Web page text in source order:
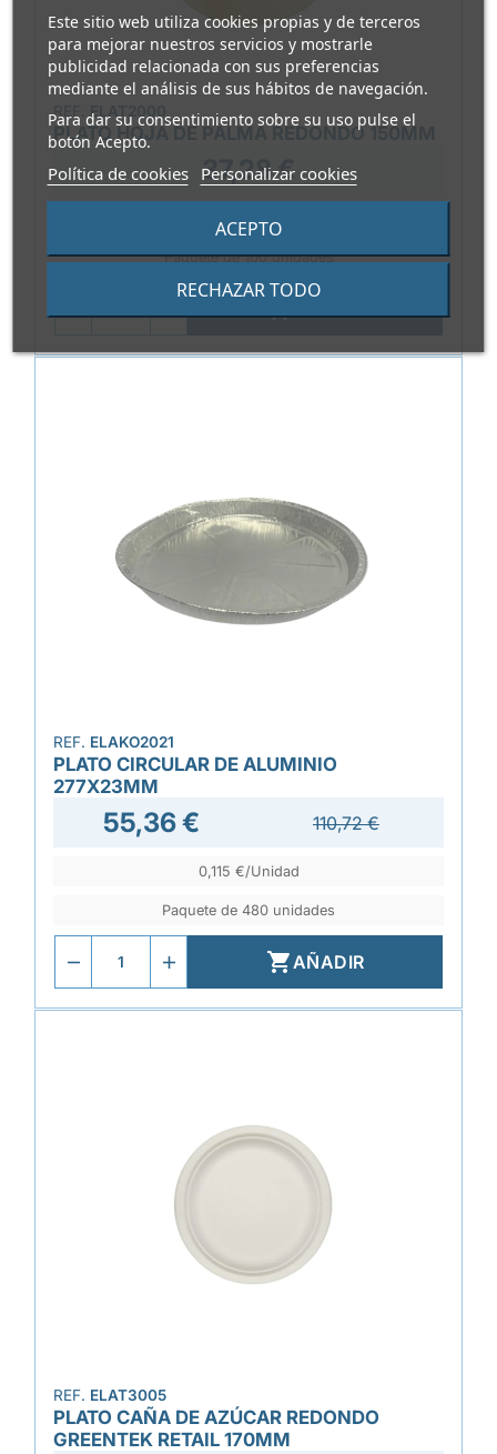
Este sitio web utiliza cookies propias y de terceros
para mejorar nuestros servicios y mostrarle
publicidad relacionada con sus preferencias
mediante el análisis de sus hábitos de navegación.
Para dar su consentimiento sobre su uso pulse el
botón Acepto.
Política de cookies Personalizar cookies
RECHAZAR TODO
ACEPTO
REF. ELAT2000
PLATO HOJA DE PALMA REDONDO 150MM
37,28 €
0,373 €/Unidad
Paquete de 100 unidades

REF. ELAKO2021
PLATO CIRCULAR DE ALUMINIO
277X23MM
55,36 € 110,72 €
0,115 €/Unidad
Paquete de 480 unidades
AÑADIR
REF. ELAT3005
PLATO CAÑA DE AZÚCAR REDONDO
GREENTEK RETAIL 170MM